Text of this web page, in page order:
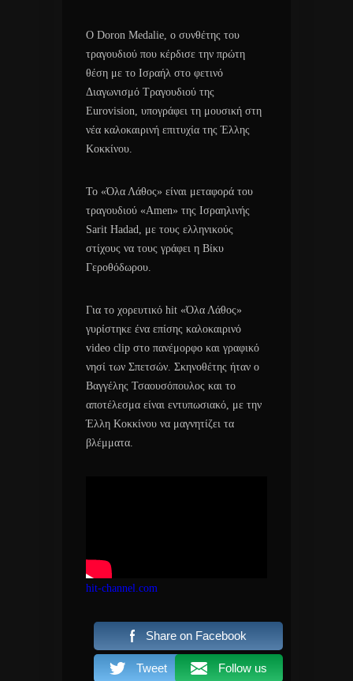
Ο Doron Medalie, ο συνθέτης του
τραγουδιού που κέρδισε την πρώτη
θέση με το Ισραήλ στο φετινό
Διαγωνισμό Τραγουδιού της
Eurovision, υπογράφει τη μουσική στη
νέα καλοκαιρινή επιτυχία της Έλλης
Κοκκίνου.
Το «Όλα Λάθος» είναι μεταφορά του
τραγουδιού «Amen» της Ισραηλινής
Sarit Hadad, με τους ελληνικούς
στίχους να τους γράφει η Βίκυ
Γεροθόδωρου.
Για το χορευτικό hit «Όλα Λάθος»
γυρίστηκε ένα επίσης καλοκαιρινό
video clip στο πανέμορφο και γραφικό
νησί των Σπετσών. Σκηνοθέτης ήταν ο
Βαγγέλης Τσαουσόπουλος και το
αποτέλεσμα είναι εντυπωσιακό, με την
Έλλη Κοκκίνου να μαγνητίζει τα
βλέμματα.
hit-channel.com
Share on Facebook
Tweet Follow us